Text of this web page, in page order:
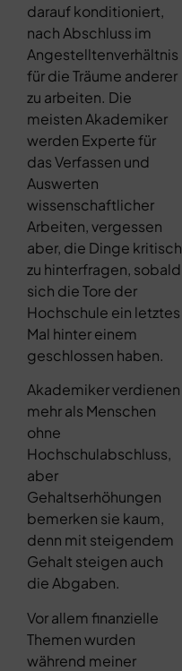
darauf konditioniert,
nach Abschluss im
Angestelltenverhältnis
für die Träume anderer
zu arbeiten. Die
meisten Akademiker
werden Experte für
das Verfassen und
Auswerten
wissenschaftlicher
Arbeiten, vergessen
aber, die Dinge kritisch
zu hinterfragen, sobald
sich die Tore der
Hochschule ein letztes
Mal hinter einem
geschlossen haben.
Akademiker verdienen
mehr als Menschen
ohne
Hochschulabschluss,
aber
Gehaltserhöhungen
bemerken sie kaum,
denn mit steigendem
Gehalt steigen auch
die Abgaben.
Vor allem finanzielle
Themen wurden
während meiner